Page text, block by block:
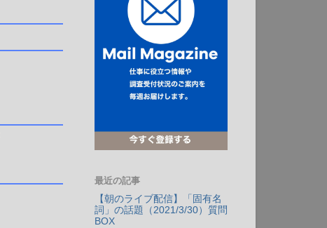
最近の記事
【朝のライブ配信】「固有名
詞」の話題（2021/3/30）質問
BOX